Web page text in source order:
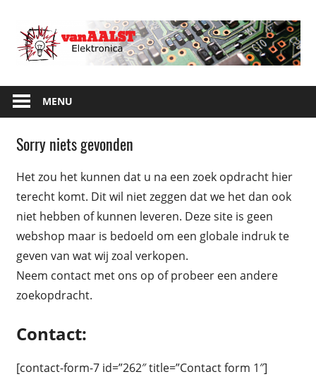
content
van
Aalst
voor
elektronica
meer…
MENU
Sorry niets gevonden
Het zou het kunnen dat u na een zoek opdracht hier
terecht komt. Dit wil niet zeggen dat we het dan ook
niet hebben of kunnen leveren. Deze site is geen
webshop maar is bedoeld om een globale indruk te
geven van wat wij zoal verkopen.
Neem contact met ons op of probeer een andere
zoekopdracht.
Contact:
[contact-form-7 id=”262″ title=”Contact form 1″]